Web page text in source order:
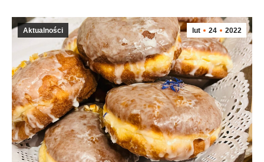
lut 24 2022
Aktualności